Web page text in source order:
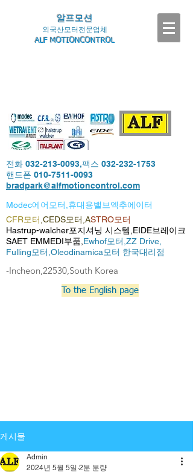
알프모션
외국산모터전문업체
ALF MOTIONCONTROL
전화 032-213-0093,팩스 032-232-1753
핸드폰 010-7511-0093
bradpark@alfmotioncontrol.com
Modec에어모터,휴대용밸브엑추에이터
CFR모터 ,CEDS모터,ASTRO모터
Hastrup-walcher포지셔닝 시스템,EIDE브레이크
SAET EMMEDI부품, Ewhof모터, ZZ Drive,
Fulling모터, Oleodinamica모터 한국대리점
-Incheon,22530,South Korea
To the English page
게시물
Admin
2024년 5월 5일 2분 분량